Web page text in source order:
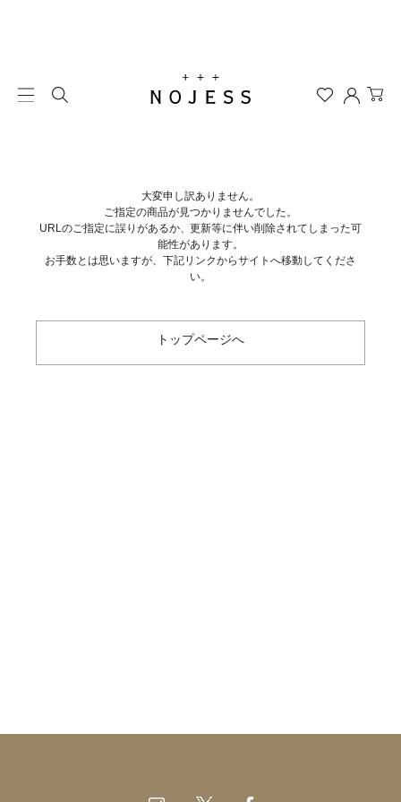
大変申し訳ありません。
ご指定の商品が見つかりませんでした。
URLのご指定に誤りがあるか、更新等に伴い削除されてしまった可
能性があります。
お手数とは思いますが、下記リンクからサイトへ移動してくださ
い。
トップページへ